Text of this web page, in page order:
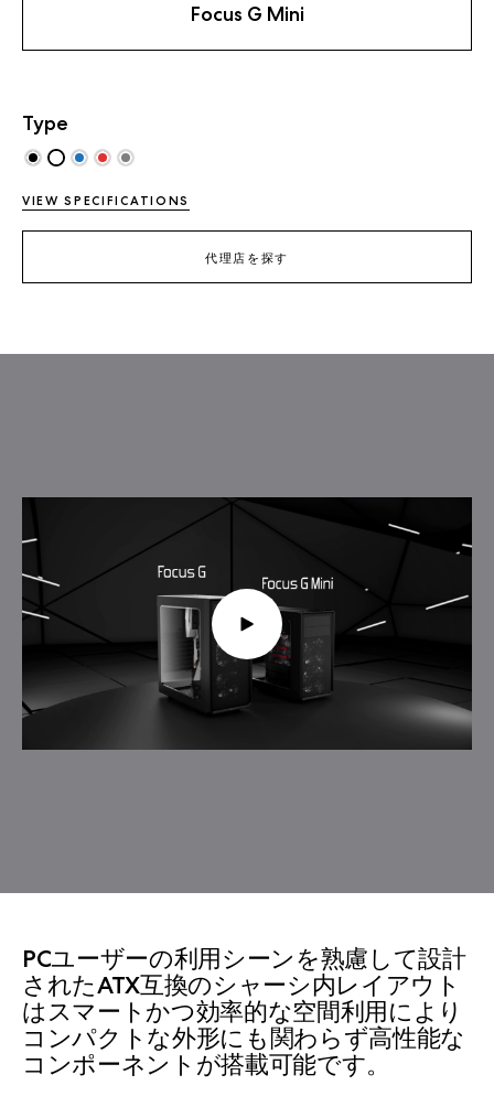
Focus G Mini
Type
VIEW SPECIFICATIONS
代理店を探す
PCユーザーの利用シーンを熟慮して設計
されたATX互換のシャーシ内レイアウト
はスマートかつ効率的な空間利用により
コンパクトな外形にも関わらず高性能な
コンポーネントが搭載可能です。